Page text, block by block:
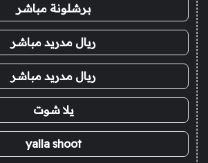
برشلونة مباشر
ريال مدريد مباشر
ريال مدريد مباشر
يلا شوت
yalla shoot